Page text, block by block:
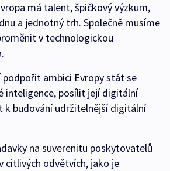
má talent, špičkový výzkum,
a jednotný trh. Společně musíme
v technologickou
ambici Evropy stát se
inteligence, posílit její digitální
k budování udržitelnější digitální
na suverenitu poskytovatelů
citlivých odvětvích, jako je